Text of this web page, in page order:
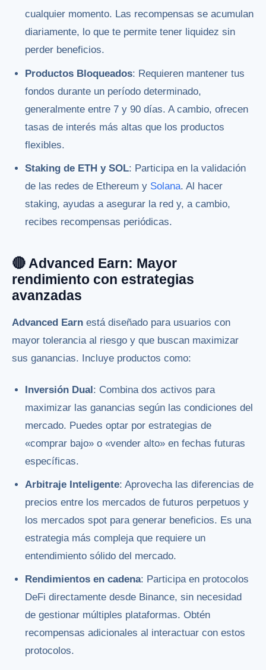
cualquier momento. Las recompensas se acumulan
diariamente, lo que te permite tener liquidez sin
perder beneficios.
Productos Bloqueados: Requieren mantener tus
fondos durante un período determinado,
generalmente entre 7 y 90 días. A cambio, ofrecen
tasas de interés más altas que los productos
flexibles.
Staking de ETH y SOL: Participa en la validación
de las redes de Ethereum y Solana. Al hacer
staking, ayudas a asegurar la red y, a cambio,
recibes recompensas periódicas.
🔴 Advanced Earn: Mayor
rendimiento con estrategias
avanzadas
Advanced Earn está diseñado para usuarios con
mayor tolerancia al riesgo y que buscan maximizar
sus ganancias. Incluye productos como:
Inversión Dual: Combina dos activos para
maximizar las ganancias según las condiciones del
mercado. Puedes optar por estrategias de
«comprar bajo» o «vender alto» en fechas futuras
específicas.
Arbitraje Inteligente: Aprovecha las diferencias de
precios entre los mercados de futuros perpetuos y
los mercados spot para generar beneficios. Es una
estrategia más compleja que requiere un
entendimiento sólido del mercado.
Rendimientos en cadena: Participa en protocolos
DeFi directamente desde Binance, sin necesidad
de gestionar múltiples plataformas. Obtén
recompensas adicionales al interactuar con estos
protocolos.